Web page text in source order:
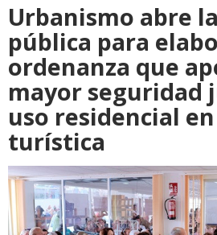
Urbanismo abre
pública para
ordenanza que
mayor seguridad
uso residencial
turística